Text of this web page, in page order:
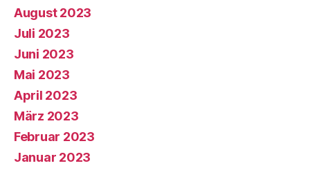
August 2023
Juli 2023
Juni 2023
Mai 2023
April 2023
März 2023
Februar 2023
Januar 2023